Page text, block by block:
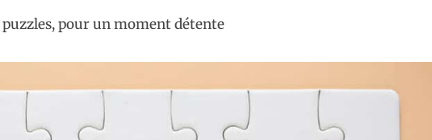
puzzles, pour un moment détente